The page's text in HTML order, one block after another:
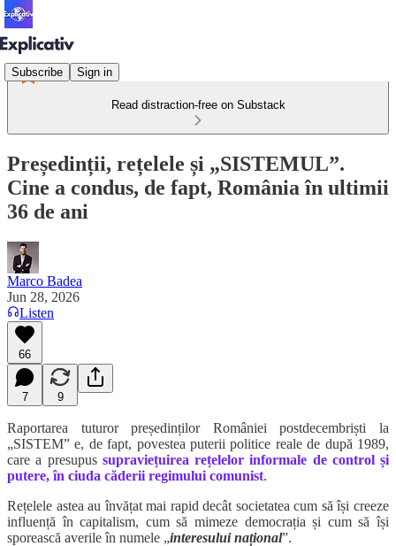
Subscribe Sign in
Read distraction-free on Substack
Președinții, rețelele și „SISTEMUL”.
Cine a condus, de fapt, România în ultimii
36 de ani
Marco Badea
Jun 28, 2026
Listen
66
7 9
Raportarea tuturor președinților României postdecembriști la
„SISTEM” e, de fapt, povestea puterii politice reale de după 1989,
care a presupus supraviețuirea rețelelor informale de control și
putere, în ciuda căderii regimului comunist.
Rețelele astea au învățat mai rapid decât societatea cum să își creeze
influență în capitalism, cum să mimeze democrația și cum să își
sporească averile în numele „interesului național”.